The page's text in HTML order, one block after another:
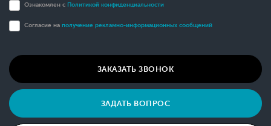
Ознакомлен с Политикой конфиденциальности
Согласие на получение рекламно-информационных сообщений
ЗАКАЗАТЬ ЗВОНОК
ЗАДАТЬ ВОПРОС